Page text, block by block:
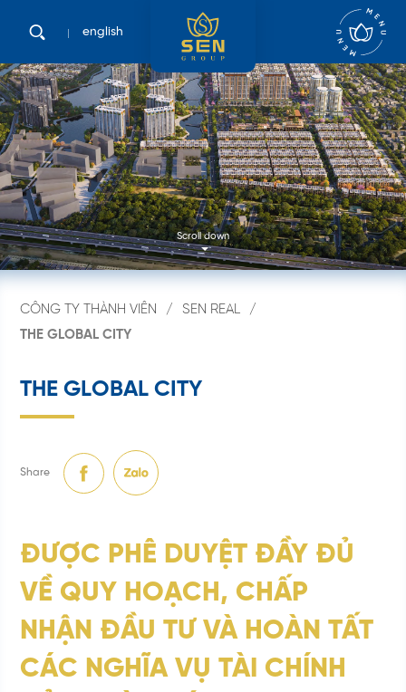
english
Scroll down
CÔNG TY THÀNH VIÊN
SEN REAL
THE GLOBAL CITY
TH E GLO BAL C ITY
Share
ĐƯỢC PHÊ DUYỆT ĐẦY ĐỦ
VỀ QUY HOẠCH, CHẤP
NHẬN ĐẦU TƯ VÀ HOÀN TẤT
CÁC NGHĨA VỤ TÀI CHÍNH